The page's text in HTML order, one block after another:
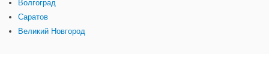
Волгоград
Саратов
Великий Новгород